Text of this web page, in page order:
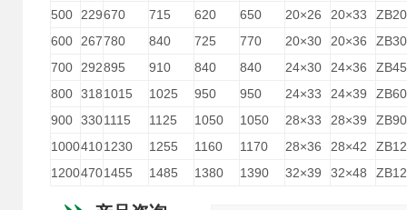
500
229670 715 620 650 20×26 20×33
ZB20
600
267780 840 725 770 20×30 20×36
ZB30
700
292895 910 840 840 24×30 24×36
ZB45
800 3181015 1025 950 950 24×33 24×39
ZB60
900 3301115 1125 1050 1050 28×33 28×39
ZB90
10004101230 1255 1160 1170 28×36 28×42
12004701455 1485 1380 1390 32×39 32×48